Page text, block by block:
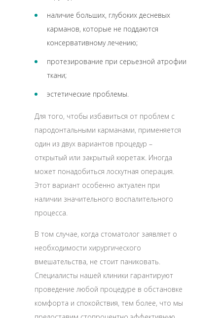
наличие больших, глубоких десневых
карманов, которые не поддаются
консервативному лечению;
протезирование при серьезной атрофии
ткани;
эстетические проблемы.
Для того, чтобы избавиться от проблем с
пародонтальными карманами, применяется
один из двух вариантов процедур –
открытый или закрытый кюретаж. Иногда
может понадобиться лоскутная операция.
Этот вариант особенно актуален при
наличии значительного воспалительного
процесса.
В том случае, когда стоматолог заявляет о
необходимости хирургического
вмешательства, не стоит паниковать.
Специалисты нашей клиники гарантируют
проведение любой процедуре в обстановке
комфорта и спокойствия, тем более, что мы